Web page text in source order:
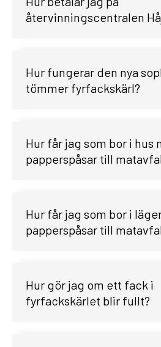
återvinningscentralen
Hur fungerar den nya
tömmer fyrfackskärl?
Hur får jag som bor i hus
papperspåsar till
Hur får jag som bor i
papperspåsar till
Hur gör jag om ett fack i
fyrfackskärlet blir fullt?